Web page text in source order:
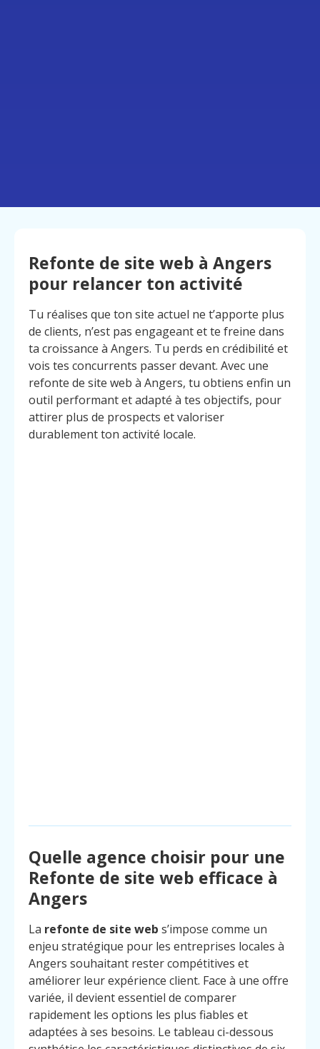
Refonte de site web à Angers
pour relancer ton activité
Tu réalises que ton site actuel ne t’apporte plus
de clients, n’est pas engageant et te freine dans
ta croissance à Angers. Tu perds en crédibilité et
vois tes concurrents passer devant. Avec une
refonte de site web à Angers, tu obtiens enfin un
outil performant et adapté à tes objectifs, pour
attirer plus de prospects et valoriser
durablement ton activité locale.
Quelle agence choisir pour une
Refonte de site web efficace à
Angers
La refonte de site web s’impose comme un
enjeu stratégique pour les entreprises locales à
Angers souhaitant rester compétitives et
améliorer leur expérience client. Face à une offre
variée, il devient essentiel de comparer
rapidement les options les plus fiables et
adaptées à ses besoins. Le tableau ci-dessous